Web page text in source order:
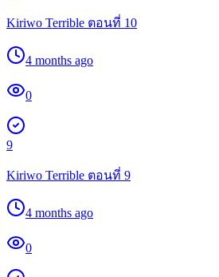
Kiriwo Terrible ตอนที่ 10
4 months ago
0
9
Kiriwo Terrible ตอนที่ 9
4 months ago
0